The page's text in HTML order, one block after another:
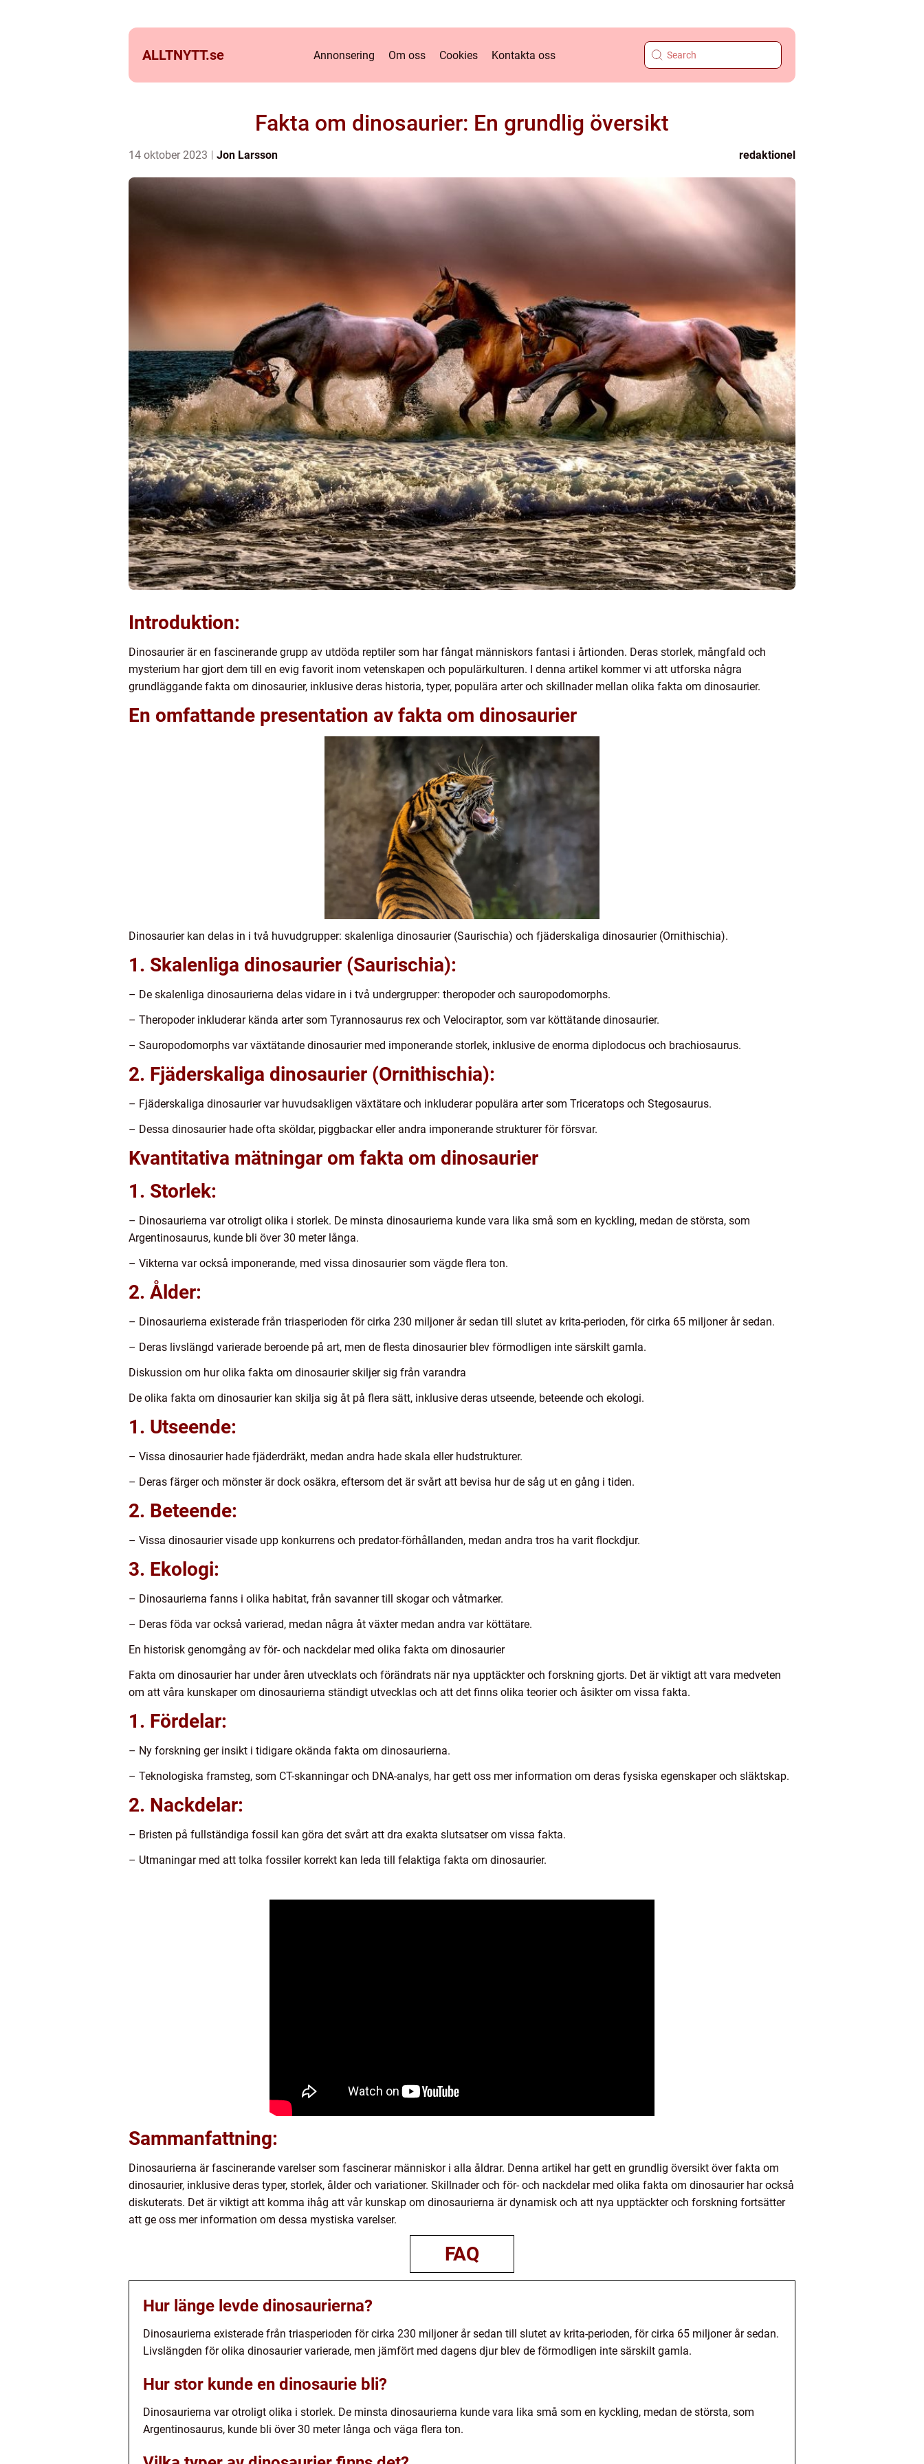
ALLTNYTT.se Annonsering Om oss Cookies Kontakta oss
Fakta om dinosaurier: En grundlig översikt
14 oktober 2023 Jon Larsson redaktionel
Introduktion:
Dinosaurier är en fascinerande grupp av utdöda reptiler som har fångat människors fantasi i årtionden. Deras storlek, mångfald och
mysterium har gjort dem till en evig favorit inom vetenskapen och populärkulturen. I denna artikel kommer vi att utforska några
grundläggande fakta om dinosaurier, inklusive deras historia, typer, populära arter och skillnader mellan olika fakta om dinosaurier.
En omfattande presentation av fakta om dinosaurier
Dinosaurier kan delas in i två huvudgrupper: skalenliga dinosaurier (Saurischia) och fjäderskaliga dinosaurier (Ornithischia).
1. Skalenliga dinosaurier (Saurischia):
– De skalenliga dinosaurierna delas vidare in i två undergrupper: theropoder och sauropodomorphs.
– Theropoder inkluderar kända arter som Tyrannosaurus rex och Velociraptor, som var köttätande dinosaurier.
– Sauropodomorphs var växtätande dinosaurier med imponerande storlek, inklusive de enorma diplodocus och brachiosaurus.
2. Fjäderskaliga dinosaurier (Ornithischia):
– Fjäderskaliga dinosaurier var huvudsakligen växtätare och inkluderar populära arter som Triceratops och Stegosaurus.
– Dessa dinosaurier hade ofta sköldar, piggbackar eller andra imponerande strukturer för försvar.
Kvantitativa mätningar om fakta om dinosaurier
1. Storlek:
– Dinosaurierna var otroligt olika i storlek. De minsta dinosaurierna kunde vara lika små som en kyckling, medan de största, som
Argentinosaurus, kunde bli över 30 meter långa.
– Vikterna var också imponerande, med vissa dinosaurier som vägde flera ton.
2. Ålder:
– Dinosaurierna existerade från triasperioden för cirka 230 miljoner år sedan till slutet av krita-perioden, för cirka 65 miljoner år sedan.
– Deras livslängd varierade beroende på art, men de flesta dinosaurier blev förmodligen inte särskilt gamla.
Diskussion om hur olika fakta om dinosaurier skiljer sig från varandra
De olika fakta om dinosaurier kan skilja sig åt på flera sätt, inklusive deras utseende, beteende och ekologi.
1. Utseende:
– Vissa dinosaurier hade fjäderdräkt, medan andra hade skala eller hudstrukturer.
– Deras färger och mönster är dock osäkra, eftersom det är svårt att bevisa hur de såg ut en gång i tiden.
2. Beteende:
– Vissa dinosaurier visade upp konkurrens och predator-förhållanden, medan andra tros ha varit flockdjur.
3. Ekologi:
– Dinosaurierna fanns i olika habitat, från savanner till skogar och våtmarker.
– Deras föda var också varierad, medan några åt växter medan andra var köttätare.
En historisk genomgång av för- och nackdelar med olika fakta om dinosaurier
Fakta om dinosaurier har under åren utvecklats och förändrats när nya upptäckter och forskning gjorts. Det är viktigt att vara medveten
om att våra kunskaper om dinosaurierna ständigt utvecklas och att det finns olika teorier och åsikter om vissa fakta.
1. Fördelar:
– Ny forskning ger insikt i tidigare okända fakta om dinosaurierna.
– Teknologiska framsteg, som CT-skanningar och DNA-analys, har gett oss mer information om deras fysiska egenskaper och släktskap.
2. Nackdelar:
– Bristen på fullständiga fossil kan göra det svårt att dra exakta slutsatser om vissa fakta.
– Utmaningar med att tolka fossiler korrekt kan leda till felaktiga fakta om dinosaurier.
Sammanfattning:
Dinosaurierna är fascinerande varelser som fascinerar människor i alla åldrar. Denna artikel har gett en grundlig översikt över fakta om
dinosaurier, inklusive deras typer, storlek, ålder och variationer. Skillnader och för- och nackdelar med olika fakta om dinosaurier har också
diskuterats. Det är viktigt att komma ihåg att vår kunskap om dinosaurierna är dynamisk och att nya upptäckter och forskning fortsätter
att ge oss mer information om dessa mystiska varelser.
FAQ
Hur länge levde dinosaurierna?
Dinosaurierna existerade från triasperioden för cirka 230 miljoner år sedan till slutet av krita-perioden, för cirka 65 miljoner år sedan.
Livslängden för olika dinosaurier varierade, men jämfört med dagens djur blev de förmodligen inte särskilt gamla.
Hur stor kunde en dinosaurie bli?
Dinosaurierna var otroligt olika i storlek. De minsta dinosaurierna kunde vara lika små som en kyckling, medan de största, som
Argentinosaurus, kunde bli över 30 meter långa och väga flera ton.